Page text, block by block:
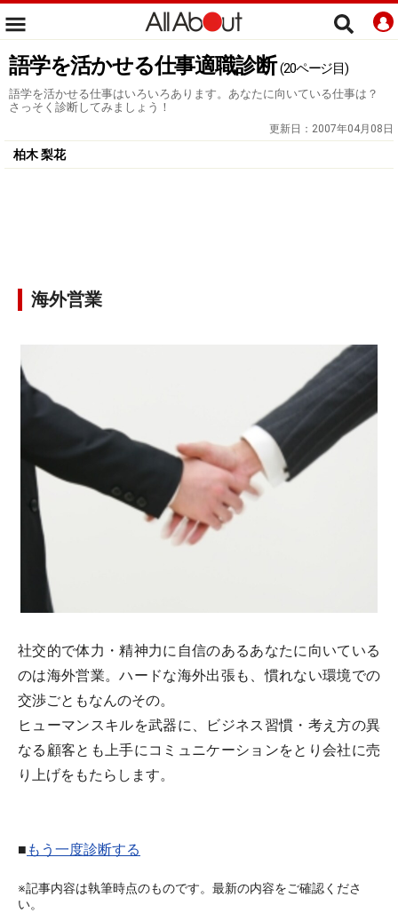
語学を活かせる仕事適職診断 (20ページ目)
語学を活かせる仕事はいろいろあります。あなたに向いている仕事は？
さっそく診断してみましょう！
更新日： 2007年04月08日
柏木 梨花
海外営業
社交的で体力・精神力に自信のあるあなたに向いている
のは海外営業。ハードな海外出張も、慣れない環境での
交渉ごともなんのその。
ヒューマンスキルを武器に、ビジネス習慣・考え方の異
なる顧客とも上手にコミュニケーションをとり会社に売
り上げをもたらします。
■ もう一度診断する
※記事内容は執筆時点のものです。最新の内容をご確認くださ
い。